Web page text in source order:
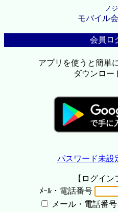
ノ
モバイル
会員ロ
アプリを使うと簡単
ダウンロー
パスワード未設
【ログイン
ﾒｰﾙ・電話番号
メール・電話番